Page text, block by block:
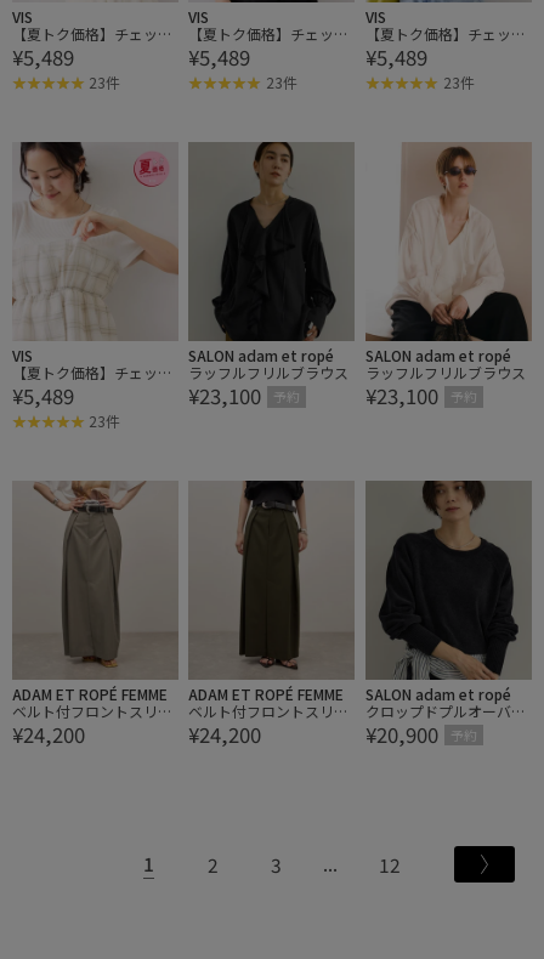
VIS
【夏トク価格】チェック
＆無地シアービスチェド
ッキング半袖プルオーバ
ー
¥5,489
23件
VIS
【夏トク価格】チェック
＆無地シアービスチェド
ッキング半袖プルオーバ
ー
¥5,489
23件
VIS
【夏トク価格】チェック
＆無地シアービスチェド
ッキング半袖プルオーバ
ー
¥5,489
23件
VIS
【夏トク価格】チェック
＆無地シアービスチェド
ッキング半袖プルオーバ
ー
¥5,489
23件
SALON adam et ropé
ラッフルフリルブラウス
¥23,100 予約
SALON adam et ropé
ラッフルフリルブラウス
¥23,100 予約
ADAM ET ROPÉ FEMME
ベルト付フロントスリッ
トスカート
¥24,200
ADAM ET ROPÉ FEMME
ベルト付フロントスリッ
トスカート
¥24,200
SALON adam et ropé
クロップドプルオーバー-
CreamyCotton /クリー
ミーコットン-
¥20,900 予約
1 2 3 12